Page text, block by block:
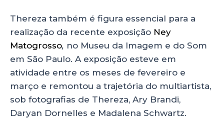
Thereza também é figura essencial para a
realização da recente exposição Ney
Matogrosso, no Museu da Imagem e do Som
em São Paulo. A exposição esteve em
atividade entre os meses de fevereiro e
março e remontou a trajetória do multiartista,
sob fotografias de Thereza, Ary Brandi,
Daryan Dornelles e Madalena Schwartz.